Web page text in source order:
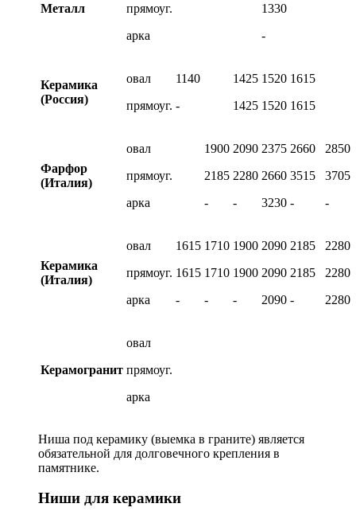
Металл
прямоуг.
арка
1330
-
Керамика
(Россия)
овал
прямоуг.
1140
-
1425
1425
1520
1520
1615
1615
Фарфор
(Италия)
овал
прямоуг.
арка
1900
2185
-
2090
2280
-
2375
2660
3230
2660
3515
-
2850
3705
-
Керамика
(Италия)
овал
прямоуг.
арка
1615
1615
-
1710
1710
-
1900
1900
-
2090
2090
2090
2185
2185
-
2280
2280
2280
Керамогранит
овал
прямоуг.
арка
Ниша под керамику (выемка в граните) является
обязательной для долговечного крепления в
памятнике.
Ниши для керамики